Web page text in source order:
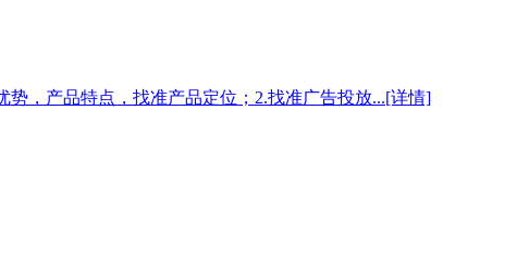
，产品特点，找准产品定位；2.找准广告投放...[详情]